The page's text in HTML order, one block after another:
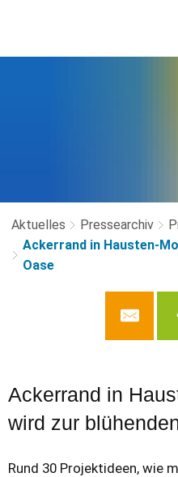
Aktuelles Pressearchiv
Ackerrand in Hausten-
Oase
Ackerrand in
wird zur
Rund 30 Projektideen, wie